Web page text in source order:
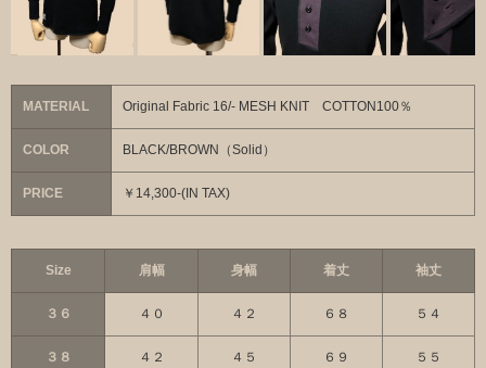
MATERIAL Original Fabric 16/- MESH KNIT COTTON100％
COLOR BLACK/BROWN（Solid）
PRICE ￥14,300-(IN TAX)
Size 肩幅 身幅 着丈 袖丈
３６ ４０ ４２ ６８ ５４
３８ ４２ ４５ ６９ ５５